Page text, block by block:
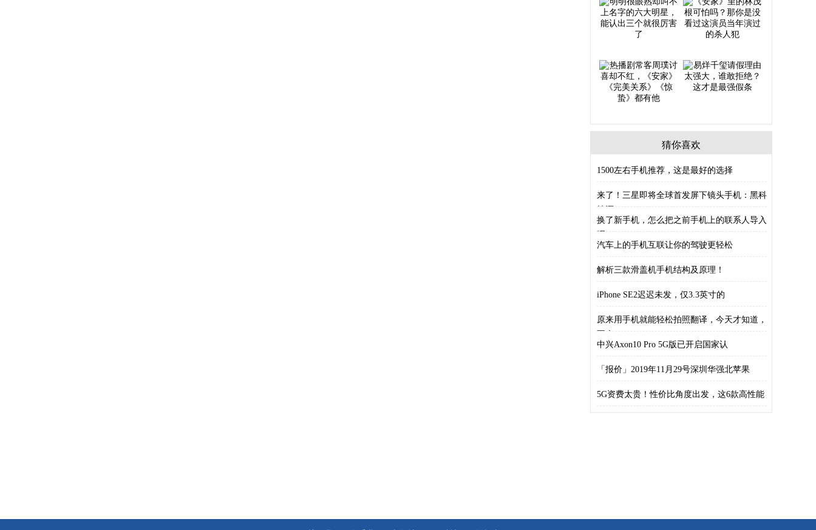
猜你喜欢
1500左右手机推荐，这是最好的选择
来了！三星即将全球首发屏下镜头手机：黑科
技还
换了新手机，怎么把之前手机上的联系人导入
呢？
汽车上的手机互联让你的驾驶更轻松
解析三款滑盖机手机结构及原理！
iPhone SE2迟迟未发，仅3.3英寸的
原来用手机就能轻松拍照翻译，今天才知道，
不会
中兴Axon10 Pro 5G版已开启国家认
「报价」2019年11月29号深圳华强北苹果
5G资费太贵！性价比角度出发，这6款高性能
4